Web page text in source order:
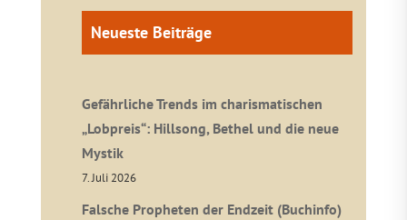
Neueste Beiträge
Gefährliche Trends im charismatischen
„Lobpreis“: Hillsong, Bethel und die neue
Mystik
7. Juli 2026
Falsche Propheten der Endzeit (Buchinfo)